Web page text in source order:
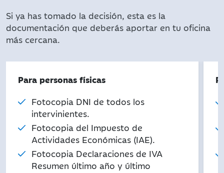
Si ya has tomado la decisión, esta es la
documentación que deberás aportar en tu oficina
más cercana.
Para personas físicas
Fotocopia DNI de todos los
intervinientes.
Fotocopia del Impuesto de
Actividades Económicas (IAE).
Fotocopia Declaraciones de IVA
Resumen último año y último